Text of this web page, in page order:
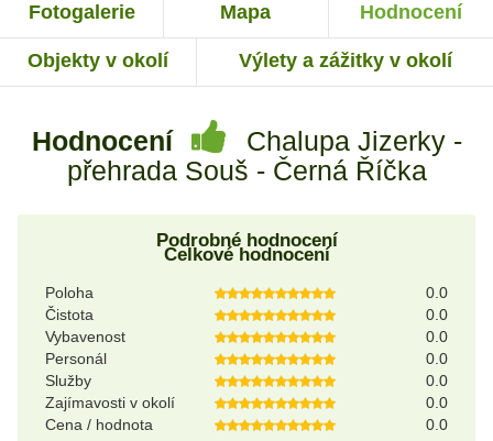
Fotogalerie Mapa Hodnocení
Objekty v okolí Výlety a zážitky v okolí
Hodnocení
Chalupa Jizerky -
přehrada Souš - Černá Říčka
Podrobné hodnocení
Celkové hodnocení
Poloha
0.0
Čistota
0.0
Vybavenost
0.0
Personál
0.0
Služby
0.0
Zajímavosti v okolí
0.0
Cena / hodnota
0.0